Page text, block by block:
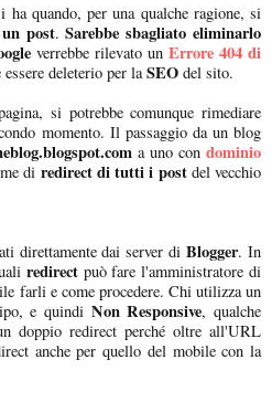
quando, per una qualche ragione, si
post.Sarebbe sbagliato eliminarlo
verrebbe rilevato un Errore 404 di
essere deleterio per laSEO del sito.
si potrebbe comunque rimediare
momento. Il passaggio da un blog
a uno con dominio
di redirect di tutti i postdel vecchio
direttamente dai server di Blogger. In
redirectpuò fare l'amministratore di
farli e come procedere. Chi utilizza un
e quindiNon Responsive, qualche
doppio redirect perché oltre all'URL
anche per quello del mobile con la